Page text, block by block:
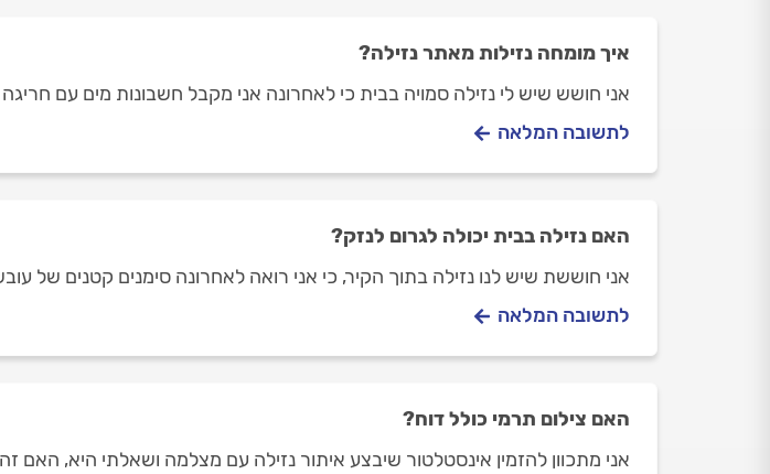
איך מומחה נזילות מאתר נזילה?
אני חושש שיש לי נזילה סמויה בבית כי לאחרונה אני מקבל חשבונות מים עם
לתשובה המלאה
האם נזילה בבית יכולה לגרום לנזק?
אני חוששת שיש לנו נזילה בתוך הקיר, כי אני רואה לאחרונה סימנים קטנים של
לתשובה המלאה
האם צילום תרמי כולל דוח?
אני מתכוון להזמין אינסטלטור שיבצע איתור נזילה עם מצלמה ושאלתי היא, האם